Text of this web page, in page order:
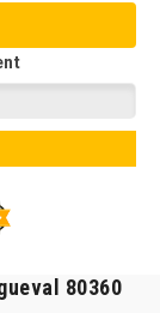
80360